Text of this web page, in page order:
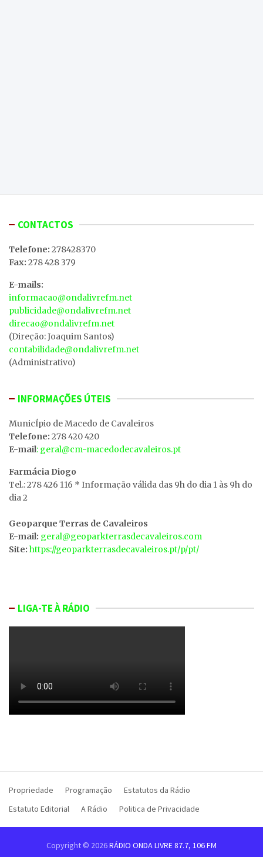
CONTACTOS
Telefone: 278428370
Fax: 278 428 379
E-mails:
informacao@ondalivrefm.net
publicidade@ondalivrefm.net
direcao@ondalivrefm.net
(Direção: Joaquim Santos)
contabilidade@ondalivrefm.net
(Administrativo)
INFORMAÇÕES ÚTEIS
MunicÍpio de Macedo de Cavaleiros
Telefone: 278 420 420
E-mail: geral@cm-macedodecavaleiros.pt
Farmácia Diogo
Tel.: 278 426 116 * Informação válida das 9h do dia 1 às 9h do
dia 2
Geoparque Terras de Cavaleiros
E-mail: geral@geoparkterrasdecavaleiros.com
Site: https://geoparkterrasdecavaleiros.pt/p/pt/
LIGA-TE À RÁDIO
Propriedade Programação
Estatutos da Rádio
Estatuto Editorial
A Rádio Politica de Privacidade
Copyright © 2026RÁDIO ONDA LIVRE 87.7, 106 FM